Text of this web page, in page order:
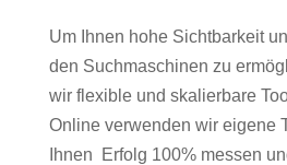
Um Ihnen hohe Sichtbarkeit
den Suchmaschinen zu
wir flexible und skalierbare
Online verwenden wir eigene
Ihnen Erfolg 100% messen